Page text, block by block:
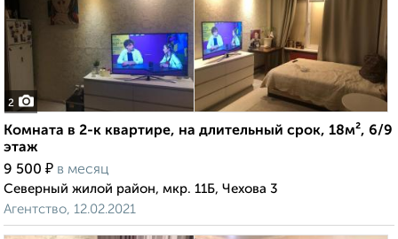
2
Комната в 2-к квартире, на длительный срок, 18м², 6/9
этаж
9 500 ₽ в месяц
Северный жилой район, мкр. 11Б, Чехова 3
Агентство, 12.02.2021